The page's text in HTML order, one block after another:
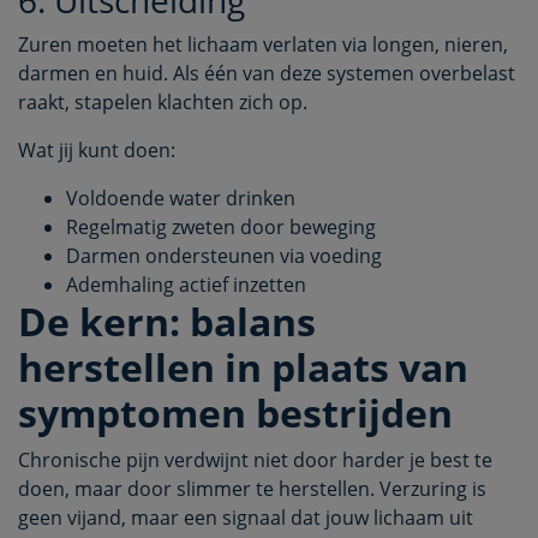
Zuren moeten het lichaam verlaten via longen, nieren,
darmen en huid. Als één van deze systemen overbelast
raakt, stapelen klachten zich op.
Wat jij kunt doen:
Voldoende water drinken
Regelmatig zweten door beweging
Darmen ondersteunen via voeding
Ademhaling actief inzetten
De kern: balans
herstellen in plaats van
symptomen bestrijden
Chronische pijn verdwijnt niet door harder je best te
doen, maar door slimmer te herstellen. Verzuring is
geen vijand, maar een signaal dat jouw lichaam uit